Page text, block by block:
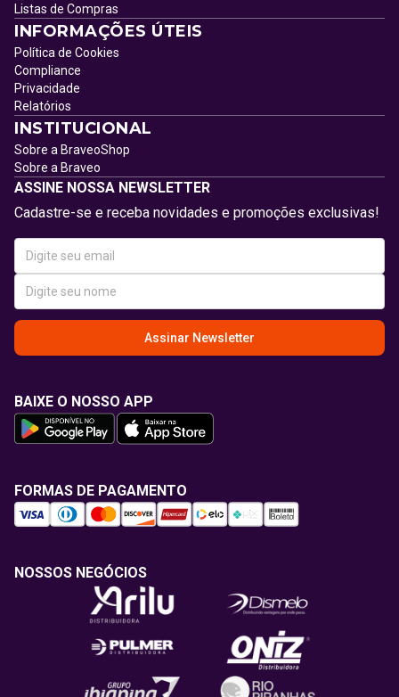
Listas de Compras
INFORMAÇÕES ÚTEIS
Política de Cookies
Compliance
Privacidade
Relatórios
INSTITUCIONAL
Sobre a BraveoShop
Sobre a Braveo
ASSINE NOSSA NEWSLETTER
Cadastre-se e receba novidades e promoções exclusivas!
Assinar Newsletter
BAIXE O NOSSO APP
FORMAS DE PAGAMENTO
NOSSOS NEGÓCIOS